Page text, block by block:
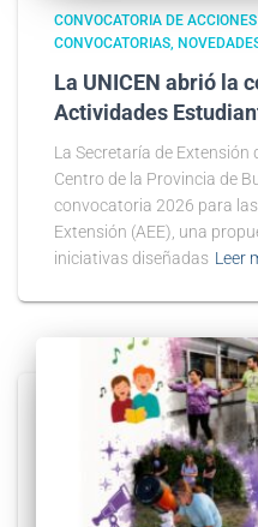
CONVOCATORIA DE
CONVOCATORIAS
La UNICEN abrió la
Actividades
La Secretaría de Extensión
Centro de la Provincia de
convocatoria 2026 para
Extensión (AEE), una
iniciativas diseñadas Leer